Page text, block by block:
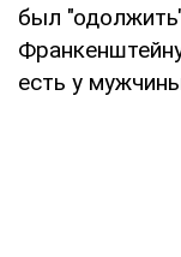
был
есть у